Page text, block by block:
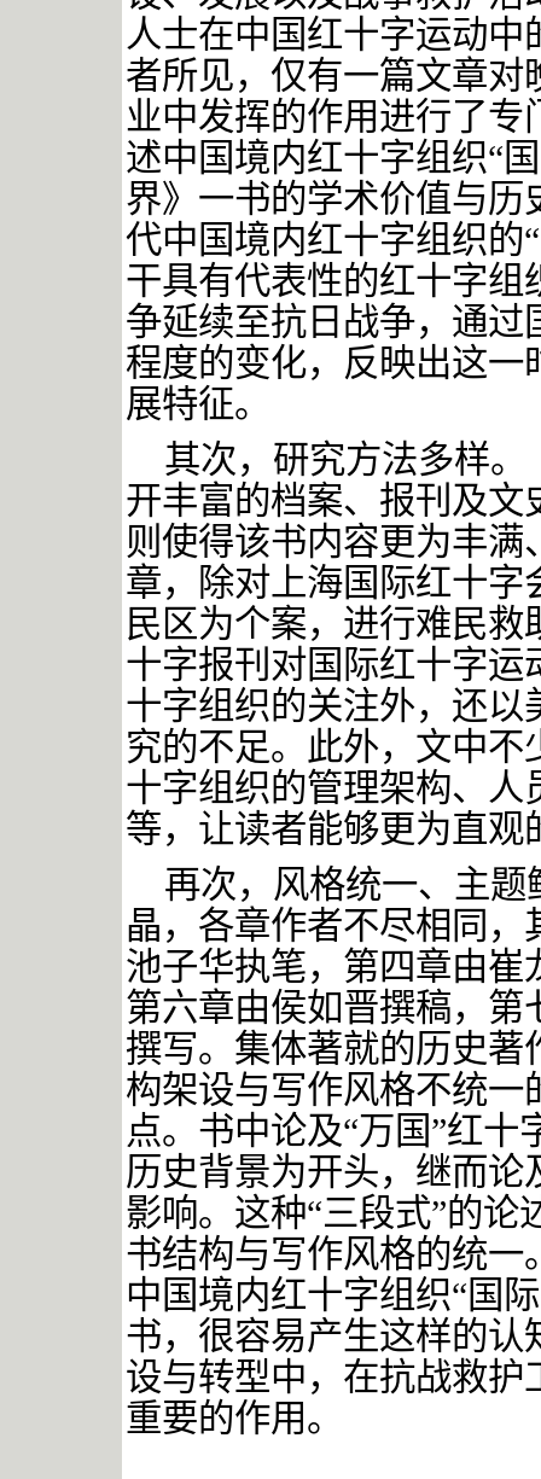
人士在中国红十字运动
者所见，仅有一篇文章
业中发挥的作用进行了专
述中国境内红十字组织“
界》一书的学术价值与
代中国境内红十字组织的
干具有代表性的红十字
争延续至抗日战争，通过
程度的变化，反映出这
展特征。
其次，研究方法多样。
开丰富的档案、报刊及
则使得该书内容更为丰
章，除对上海国际红十
民区为个案，进行难民
十字报刊对国际红十字
十字组织的关注外，还
究的不足。此外，文中
十字组织的管理架构、
等，让读者能够更为直观
再次，风格统一、主
晶，各章作者不尽相同
池子华执笔，第四章由
第六章由侯如晋撰稿，
撰写。集体著就的历史
构架设与写作风格不统
点。书中论及“万国”红十
历史背景为开头，继而
影响。这种“三段式”的
书结构与写作风格的统
中国境内红十字组织“国
书，很容易产生这样的
设与转型中，在抗战救
重要的作用。